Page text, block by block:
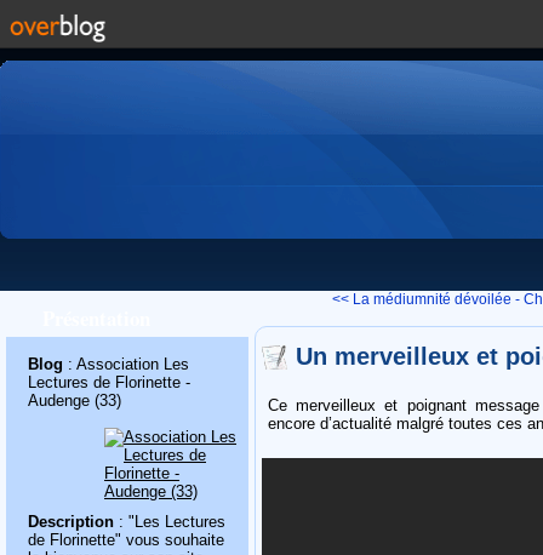
Blog : Association Les
Lectures de Florinette -
Audenge (33)
Description : "Les Lectures
de Florinette" vous souhaite
<< La médiumnité dévoilée -
Un merveilleux et
Ce merveilleux et poignant
encore d’actualité malgré toutes ces